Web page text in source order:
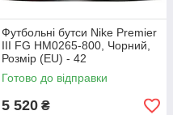
Футбольні бутси Nike Premier
III FG HM0265-800, Чорний,
Розмір (EU) - 42
Готово до відправки
5 520 ₴